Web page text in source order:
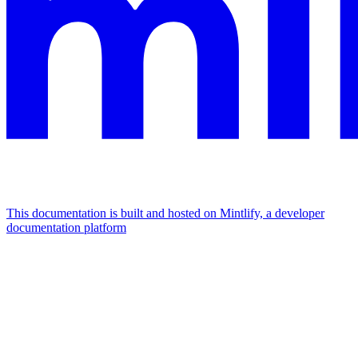
This documentation is built and hosted on Mintlify, a developer
documentation platform